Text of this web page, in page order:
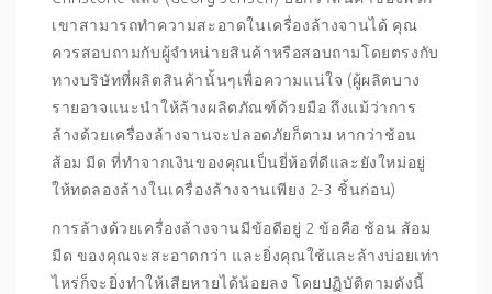
เขาสามารถทำความสะอาดในเครื่องล้างจานได้ คุณ
ควรสอบถามกับผู้จำหน่ายสินค้าหรือสอบถามโดยตรงกับ
ทางบริษัทที่ผลิตสินค้านั้นๆเพื่อความแน่ใจ (ผู้ผลิตบาง
รายอาจแนะนำให้ล้างผลิตภัณฑ์ด้วยมือ ถึงแม้ว่าการ
ล้างด้วยเครื่องล้างจานจะปลอดภัยก็ตาม หากว่าช้อน
ส้อม มีด ที่ทำจากเงินของคุณเป็นยี่ห้อที่ดีและยังใหม่อยู่
ให้ทดลองล้างในเครื่องล้างจานเพียง 2-3 ชิ้นก่อน)
การล้างด้วยเครื่องล้างจานมีข้อดีอยู่ 2 ข้อคือ ช้อน ส้อม
มีด ของคุณจะสะอาดกว่า และยิ่งคุณใช้และล้างบ่อยเท่า
ไหร่ก็จะยิ่งทำให้เสียหายได้น้อยลง โดยปฏิบัติตามดังนี้